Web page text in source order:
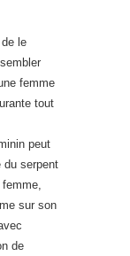
le
femme
tout
peut
du serpent
femme,
sur son
de